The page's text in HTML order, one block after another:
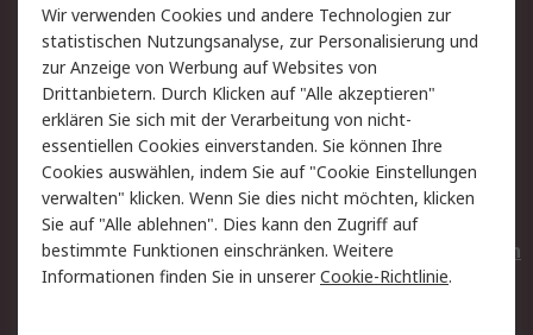
Rücksendungen
Kontakt
Hilfe
Privatkunden
Rechtliches
AGB
Datenschutz
Cookie-Richtlinie
Zahlungsbedingungen
Copyright/Impressum
Entsorgung
Elektrogeräte/Batterien
Wir verwenden Cookies und andere Technologien zur
statistischen Nutzungsanalyse, zur Personalisierung und
zur Anzeige von Werbung auf Websites von
Drittanbietern. Durch Klicken auf "Alle akzeptieren"
erklären Sie sich mit der Verarbeitung von nicht-
essentiellen Cookies einverstanden. Sie können Ihre
Cookies auswählen, indem Sie auf "Cookie Einstellungen
verwalten" klicken. Wenn Sie dies nicht möchten, klicken
Sie auf "Alle ablehnen". Dies kann den Zugriff auf
bestimmte Funktionen einschränken. Weitere
Informationen finden Sie in unsererCookie-Richtlinie.